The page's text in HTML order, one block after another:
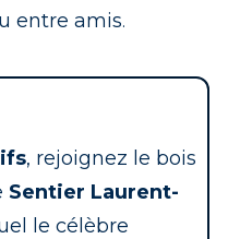
entre amis.
, rejoignez le bois
Sentier Laurent-
le célèbre